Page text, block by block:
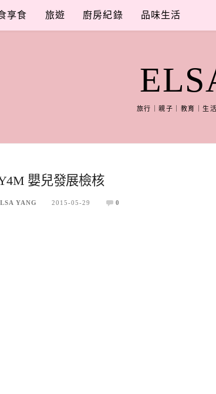
享食 旅遊 廚房紀錄 品味生活
旅行｜親子｜教育｜生
嬰兒發展檢核
YANG 2015-05-29 0